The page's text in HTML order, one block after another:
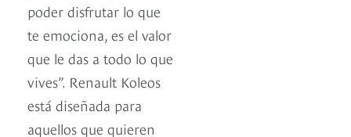
poder disfrutar lo que
te emociona, es el valor
que le das a todo lo que
vives”. Renault Koleos
está diseñada para
aquellos que quieren